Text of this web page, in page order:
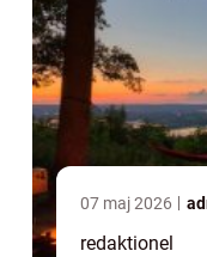
07 maj 2026
redaktionel